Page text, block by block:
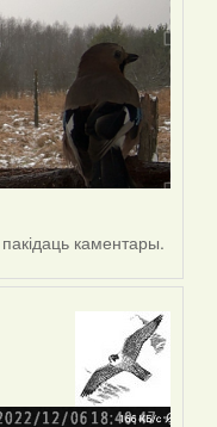
каментары.